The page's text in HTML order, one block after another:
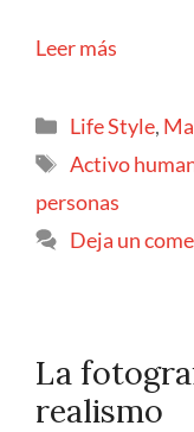
Leer más
Life Style,
Activo
personas
Deja un
La
realismo